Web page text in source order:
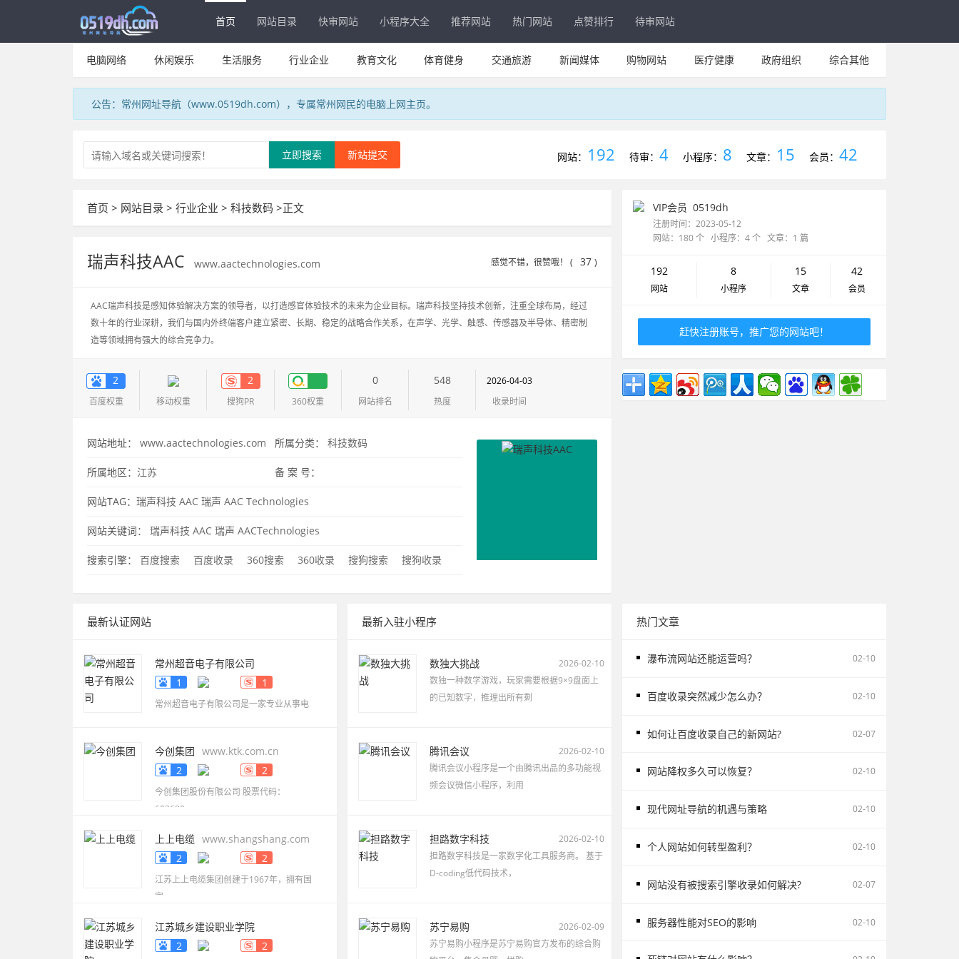
首页 网站目录 快审网站 小程序大全 推荐网站 热门网站 点赞排行 待审网站
电脑网络 休闲娱乐 生活服务 行业企业 教育文化 体育健身 交通旅游 新闻媒体 购物网站 医疗健康 政府组织 综合其他
公告：常州网址导航（www.0519dh.com），专属常州网民的电脑上网主页。
新站提交
立即搜索 网站： 192 待审： 4 小程序： 8 文章： 15 会员： 42
首页 > 网站目录 > 行业企业 > 科技数码 >正文
瑞声科技AAC www.aactechnologies.com 感觉不错，很赞哦！ ( 37 )
AAC瑞声科技是感知体验解决方案的领导者，以打造感官体验技术的未来为企业目标。瑞声科技坚持技术创新，注重全球布局，经过
数十年的行业深耕，我们与国内外终端客户建立紧密、长期、稳定的战略合作关系，在声学、光学、触感、传感器及半导体、精密制
造等领域拥有强大的综合竞争力。
2
百度权重 移动权重
2
搜狗PR 360权重
0
网站排名
548
热度
2026-04-03
收录时间
网站地址： www.aactechnologies.com 所属分类：科技数码
所属地区： 江苏 备 案 号：
网站TAG： 瑞声科技 AAC 瑞声 AAC Technologies
网站关键词： 瑞声科技 AAC 瑞声 AACTechnologies
搜索引擎： 百度搜索 百度收录 360搜索 360收录 搜狗搜索 搜狗收录
VIP会员 0519dh
注册时间：2023-05-12
网站：180 个 小程序：4 个 文章：1 篇
192
网站
8
小程序
15
文章
42
会员
赶快注册账号，推广您的网站吧！
最新认证网站
常州超音电子有限公司
www.smdbuzzer.net
1 1
常州超音电子有限公司是一家专业从事电
今创集团 www.ktk.com.cn
2
2
今创集团股份有限公司 股票代码：
603680，
上上电缆 www.shangshang.com
2
2
江苏上上电缆集团创建于1967年，拥有国
家
江苏城乡建设职业学院
www.jscc.edu.cn
2 2
最新入驻小程序
数独大挑战
2026-02-10
数独一种数学游戏，玩家需要根据9×9盘面上
的已知数字，推理出所有剩
腾讯会议
2026-02-10
腾讯会议小程序是一个由腾讯出品的多功能视
频会议微信小程序，利用
担路数字科技
2026-02-10
担路数字科技是一家数字化工具服务商。 基于
D-coding低代码技术，
苏宁易购
2026-02-09
苏宁易购小程序是苏宁易购官方发布的综合购
热门文章
瀑布流网站还能运营吗？ 02-10
百度收录突然减少怎么办？ 02-10
如何让百度收录自己的新网站? 02-07
网站降权多久可以恢复？ 02-10
现代网址导航的机遇与策略 02-10
个人网站如何转型盈利？ 02-10
网站没有被搜索引擎收录如何解决? 02-07
服务器性能对SEO的影响 02-10